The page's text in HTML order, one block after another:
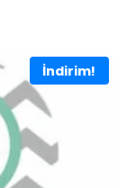
İndirim!